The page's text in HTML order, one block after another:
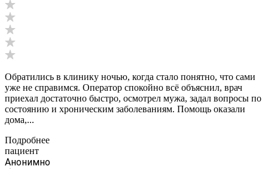
Обратились в клинику ночью, когда стало понятно, что сами
уже не справимся. Оператор спокойно всё объяснил, врач
приехал достаточно быстро, осмотрел мужа, задал вопросы по
состоянию и хроническим заболеваниям. Помощь оказали
дома,...
Подробнее
пациент
Анонимно